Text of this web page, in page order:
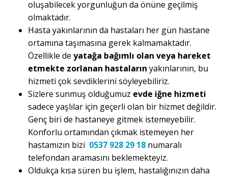
oluşabilecek yorgunluğun da önüne geçilmiş
olmaktadır.
Hasta yakınlarının da hastaları her gün hastane
ortamına taşımasına gerek kalmamaktadır.
Özellikle de yatağa bağımlı olan veya hareket
etmekte zorlanan hastaların yakınlarının, bu
hizmeti çok sevdiklerini söyleyebiliriz.
Sizlere sunmuş olduğumuz evde iğne hizmeti
sadece yaşlılar için geçerli olan bir hizmet değildir.
Genç biri de hastaneye gitmek istemeyebilir.
Konforlu ortamından çıkmak istemeyen her
hastamızın bizi 0537 928 29 18 numaralı
telefondan aramasını beklemekteyiz.
Oldukça kısa süren bu işlem, hastalığınızın daha